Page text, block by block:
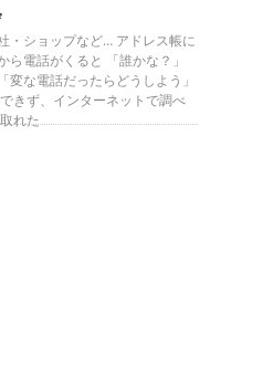
・ショップなど… アドレス帳に
ら電話がくると 「誰かな？」
変な電話だったらどうしよう」
きず、インターネットで調べ
れた